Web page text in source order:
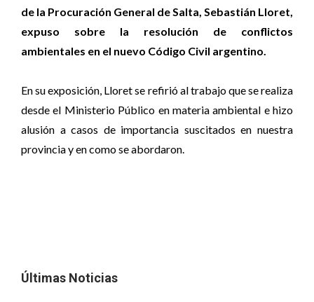
de la Procuración General de Salta, Sebastián Lloret,
expuso sobre la resolución de conflictos
ambientales en el nuevo Código Civil argentino.
En su exposición, Lloret se refirió al trabajo que se realiza
desde el Ministerio Público en materia ambiental e hizo
alusión a casos de importancia suscitados en nuestra
provincia y en como se abordaron.
Últimas Noticias